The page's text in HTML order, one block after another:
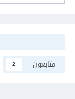
متابعون
2